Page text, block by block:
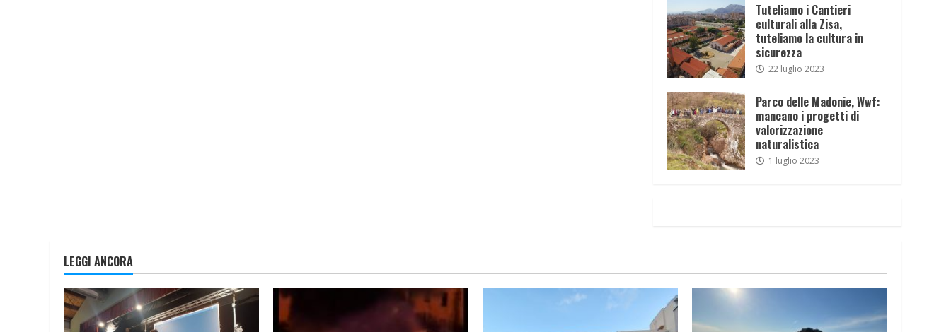
Tuteliamo i Cantieri
culturali alla Zisa,
tuteliamo la cultura in
sicurezza
22 luglio 2023
Parco delle Madonie, Wwf:
mancano i progetti di
valorizzazione
naturalistica
1 luglio 2023
LEGGI ANCORA